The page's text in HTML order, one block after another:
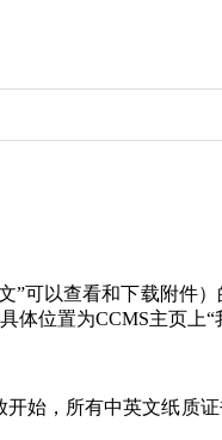
”可以查看和下载附件
位置为CCMS主页上“
始，所有中英文纸质